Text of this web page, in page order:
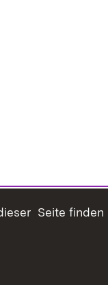
Seite finden